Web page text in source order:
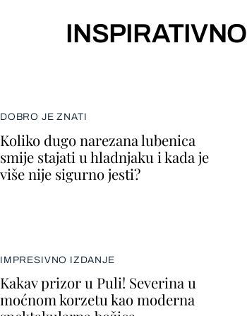
INSPIRATIVNO
DOBRO JE ZNATI
Koliko dugo narezana lubenica
smije stajati u hladnjaku i kada je
više nije sigurno jesti?
IMPRESIVNO IZDANJE
Kakav prizor u Puli! Severina u
moćnom korzetu kao moderna